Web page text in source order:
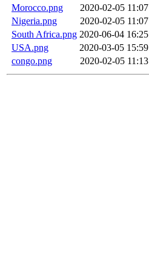
Morocco.png
2020-02-05 11:07
Nigeria.png
2020-02-05 11:07
South Africa.png 2020-06-04 16:25
USA.png
2020-03-05 15:59
congo.png
2020-02-05 11:13